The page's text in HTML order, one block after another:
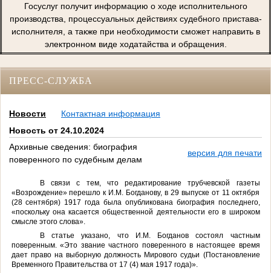
Госуслуг получит информацию о ходе исполнительного
производства, процессуальных действиях судебного пристава-
исполнителя, а также при необходимости сможет направить в
электронном виде ходатайства и обращения.
ПРЕСС-СЛУЖБА
Новости
Контактная информация
Новость от 24.10.2024
Архивные сведения: биография
поверенного по судебным делам
версия для печати
В связи с тем, что редактирование трубчевской газеты
«Возрождение» перешло к И.М. Богданову, в 29 выпуске от 11 октября
(28 сентября) 1917 года была опубликована биография последнего,
«поскольку она касается общественной деятельности его в широком
смысле этого слова».
В статье указано, что И.М. Богданов состоял частным
поверенным. «Это звание частного поверенного в настоящее время
дает право на выборную должность Мирового судьи (Постановление
Временного Правительства от 17 (4) мая 1917 года)».